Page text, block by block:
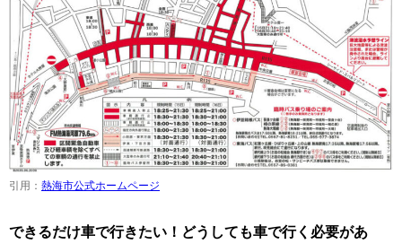
引用： 熱海市公式ホームページ
できるだけ車で行きたい！どうしても車で行く必要があ